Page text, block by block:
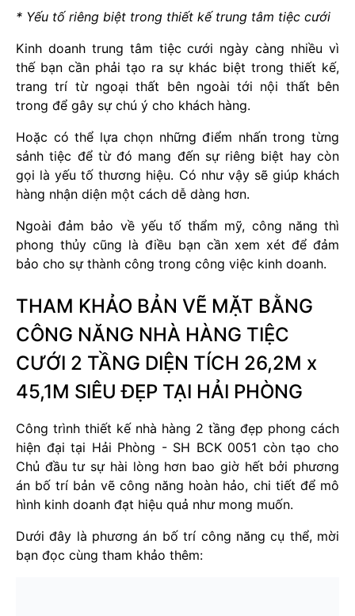
* Yếu tố riêng biệt trong thiết kế trung tâm tiệc cưới
Kinh doanh trung tâm tiệc cưới ngày càng nhiều vì
thế bạn cần phải tạo ra sự khác biệt trong thiết kế,
trang trí từ ngoại thất bên ngoài tới nội thất bên
trong để gây sự chú ý cho khách hàng.
Hoặc có thể lựa chọn những điểm nhấn trong từng
sảnh tiệc để từ đó mang đến sự riêng biệt hay còn
gọi là yếu tố thương hiệu. Có như vậy sẽ giúp khách
hàng nhận diện một cách dễ dàng hơn.
Ngoài đảm bảo về yếu tố thẩm mỹ, công năng thì
phong thủy cũng là điều bạn cần xem xét để đảm
bảo cho sự thành công trong công việc kinh doanh.
THAM KHẢO BẢN VẼ MẶT BẰNG
CÔNG NĂNG NHÀ HÀNG TIỆC
CƯỚI 2 TẦNG DIỆN TÍCH 26,2M x
45,1M SIÊU ĐẸP TẠI HẢI PHÒNG
Công trình thiết kế nhà hàng 2 tầng đẹp phong cách
hiện đại tại Hải Phòng - SH BCK 0051 còn tạo cho
Chủ đầu tư sự hài lòng hơn bao giờ hết bởi phương
án bố trí bản vẽ công năng hoàn hảo, chi tiết để mô
hình kinh doanh đạt hiệu quả như mong muốn.
Dưới đây là phương án bố trí công năng cụ thể, mời
bạn đọc cùng tham khảo thêm: